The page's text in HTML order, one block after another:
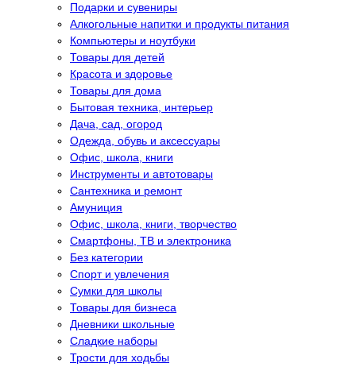
Подарки и сувениры
Алкогольные напитки и продукты питания
Компьютеры и ноутбуки
Товары для детей
Красота и здоровье
Товары для дома
Бытовая техника, интерьер
Дача, сад, огород
Одежда, обувь и аксессуары
Офис, школа, книги
Инструменты и автотовары
Сантехника и ремонт
Амуниция
Офис, школа, книги, творчество
Смартфоны, ТВ и электроника
Без категории
Спорт и увлечения
Сумки для школы
Товары для бизнеса
Дневники школьные
Сладкие наборы
Трости для ходьбы